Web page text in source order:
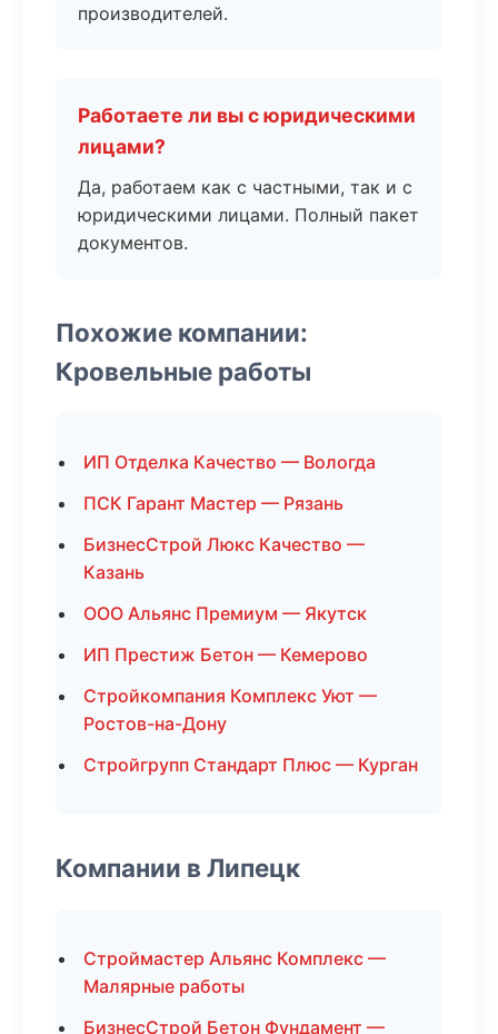
производителей.
Работаете ли вы с юридическими
лицами?
Да, работаем как с частными, так и с
юридическими лицами. Полный пакет
документов.
Похожие компании:
Кровельные работы
ИП Отделка Качество — Вологда
ПСК Гарант Мастер — Рязань
БизнесСтрой Люкс Качество —
Казань
ООО Альянс Премиум — Якутск
ИП Престиж Бетон — Кемерово
Стройкомпания Комплекс Уют —
Ростов-на-Дону
Стройгрупп Стандарт Плюс — Курган
Компании в Липецк
Строймастер Альянс Комплекс —
Малярные работы
БизнесСтрой Бетон Фундамент —